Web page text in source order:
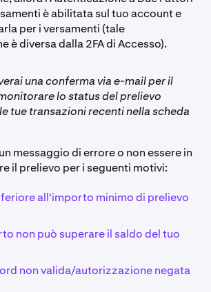
è abilitata sul tuo account e
per i versamenti (tale
è diversa dalla 2FA di Accesso).
una conferma via e-mail per il
lo status del prelievo
tue transazioni recenti nella scheda
messaggio di errore o non essere in
il prelievo per i seguenti motivi:
all'importo minimo di prelievo
non può superare il saldo del tuo
non valida/autorizzazione negata